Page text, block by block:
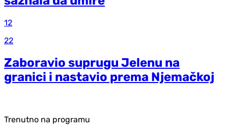
12
22
Zaboravio suprugu Jelenu na
granici i nastavio prema Njemačkoj
Trenutno na programu